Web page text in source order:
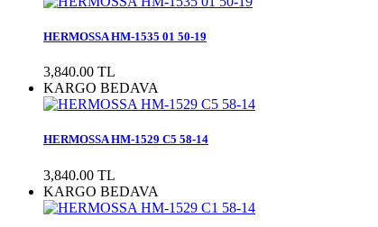
HERMOSSA HM-1535 01 50-19
3,840.00 TL
KARGO BEDAVA
HERMOSSA HM-1529 C5 58-14
3,840.00 TL
KARGO BEDAVA